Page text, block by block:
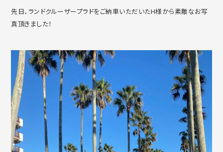
先日、ランドクルーザープラドをご納車いただいたH様から素敵なお写
真頂きました！